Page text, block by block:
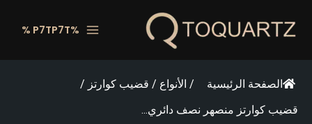
%P7TP7T %
الصفحة الرئيسية الأنواع / قضيب كوارتز /
قضيب كوارتز منصهر نصف دائري...